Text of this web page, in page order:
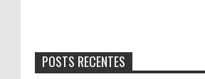
POSTS RECENTES